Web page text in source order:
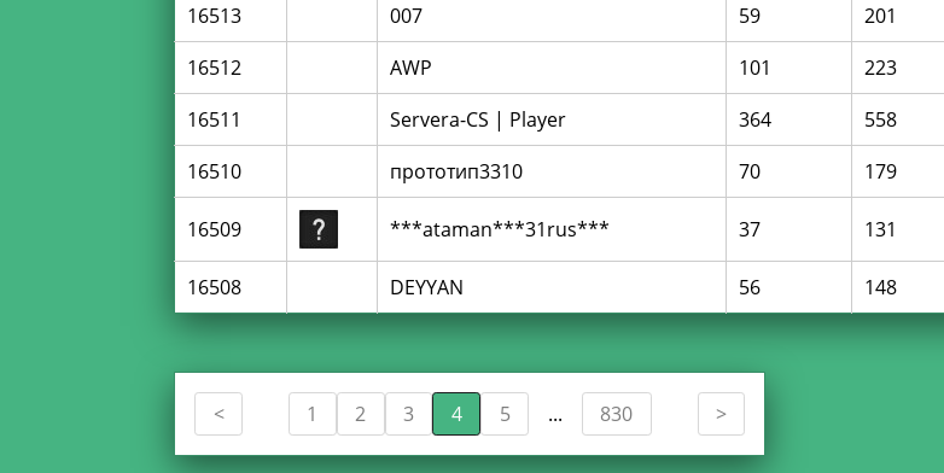
16513
007 59 201
16512
AWP 101 223
16511
Servera-CS | Player 364 558
16510
прототип3310 70 179
16509 ***ataman***31rus*** 37 131
16508 DEYYAN 56 148
1 2 3 4 5 830